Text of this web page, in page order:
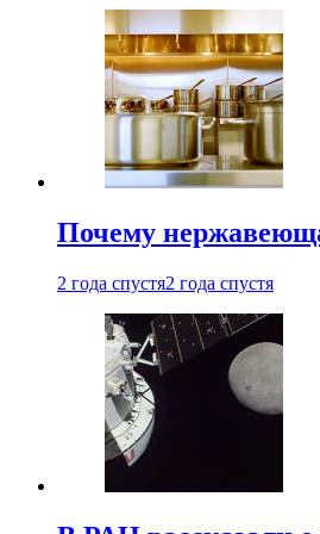
Почему
2 года спустя2 года спустя